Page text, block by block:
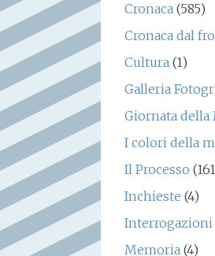
Cronaca(585)
Cronaca dal
Cultura(1)
Galleria
Giornata della
I colori della
Il Processo
Inchieste (4)
Interrogazioni
Memoria(4)